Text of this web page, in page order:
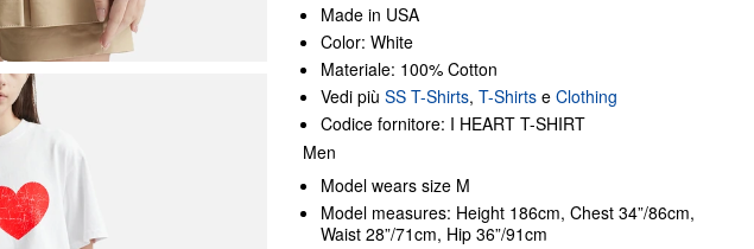
Made in USA
Color: White
Materiale: 100% Cotton
Vedi più SS T-Shirts, T-Shirts e Clothing
Codice fornitore: I HEART T-SHIRT
Men
Model wears size M
Model measures: Height 186cm, Chest 34”/86cm,
Waist 28”/71cm, Hip 36”/91cm